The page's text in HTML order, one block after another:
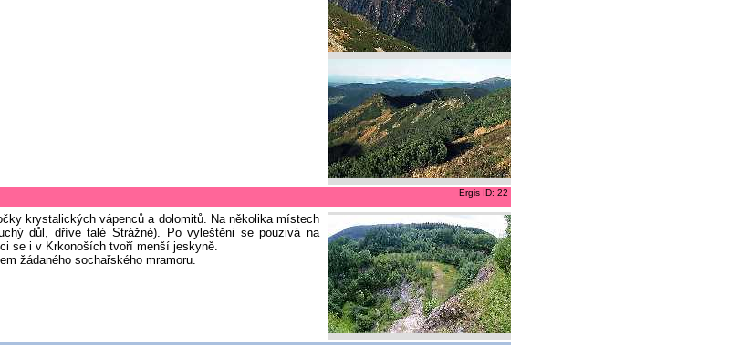
Ergis ID: 22
krystalických vápenců a dolomitů. Na několika místech
důl, dříve talé Strážné). Po vyleštěni se pouzivá na
se i v Krkonoších tvoří menší jeskyně.
žádaného sochařského mramoru.